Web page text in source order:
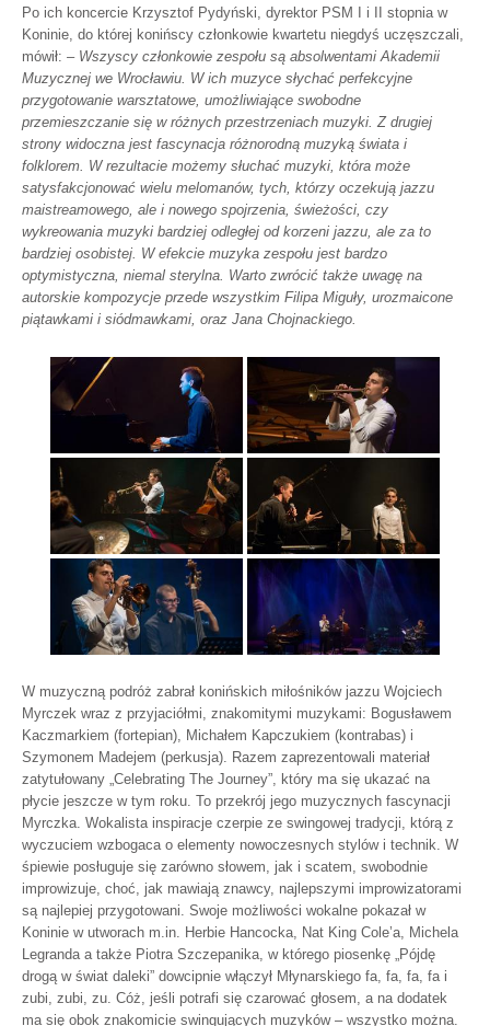
Po ich koncercie Krzysztof Pydyński, dyrektor PSM I i II stopnia w
Koninie, do której konińscy członkowie kwartetu niegdyś uczęszczali,
mówił: – Wszyscy członkowie zespołu są absolwentami Akademii
Muzycznej we Wrocławiu. W ich muzyce słychać perfekcyjne
przygotowanie warsztatowe, umożliwiające swobodne
przemieszczanie się w różnych przestrzeniach muzyki. Z drugiej
strony widoczna jest fascynacja różnorodną muzyką świata i
folklorem. W rezultacie możemy słuchać muzyki, która może
satysfakcjonować wielu melomanów, tych, którzy oczekują jazzu
maistreamowego, ale i nowego spojrzenia, świeżości, czy
wykreowania muzyki bardziej odległej od korzeni jazzu, ale za to
bardziej osobistej. W efekcie muzyka zespołu jest bardzo
optymistyczna, niemal sterylna. Warto zwrócić także uwagę na
autorskie kompozycje przede wszystkim Filipa Miguły, urozmaicone
piątawkami i siódmawkami, oraz Jana Chojnackiego.
W muzyczną podróż zabrał konińskich miłośników jazzu Wojciech
Myrczek wraz z przyjaciółmi, znakomitymi muzykami: Bogusławem
Kaczmarkiem (fortepian), Michałem Kapczukiem (kontrabas) i
Szymonem Madejem (perkusja). Razem zaprezentowali materiał
zatytułowany „Celebrating The Journey”, który ma się ukazać na
płycie jeszcze w tym roku. To przekrój jego muzycznych fascynacji
Myrczka. Wokalista inspiracje czerpie ze swingowej tradycji, którą z
wyczuciem wzbogaca o elementy nowoczesnych stylów i technik. W
śpiewie posługuje się zarówno słowem, jak i scatem, swobodnie
improwizuje, choć, jak mawiają znawcy, najlepszymi improwizatorami
są najlepiej przygotowani. Swoje możliwości wokalne pokazał w
Koninie w utworach m.in. Herbie Hancocka, Nat King Cole’a, Michela
Legranda a także Piotra Szczepanika, w którego piosenkę „Pójdę
drogą w świat daleki” dowcipnie włączył Młynarskiego fa, fa, fa, fa i
zubi, zubi, zu. Cóż, jeśli potrafi się czarować głosem, a na dodatek
ma się obok znakomicie swingujących muzyków – wszystko można.